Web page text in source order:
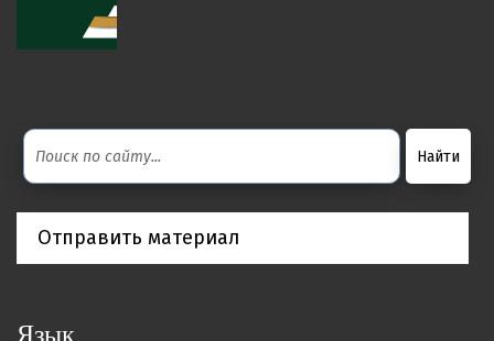
Отправить материал
Язык